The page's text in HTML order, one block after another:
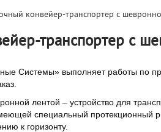
конвейер-транспортер с
транспортер с
Системы» выполняет работы по
лентой – устройство для
специальный протекционный
к горизонту.